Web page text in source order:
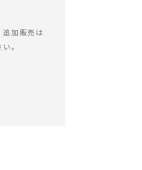
加販売は
。